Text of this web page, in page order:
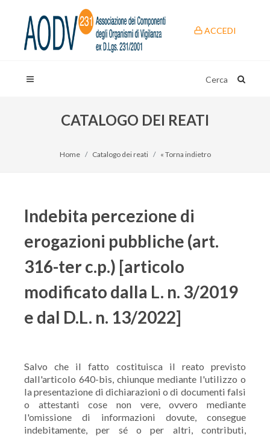
ACCEDI
Cerca
CATALOGO DEI REATI
Home Catalogo dei reati « Torna indietro
Indebita percezione di
erogazioni pubbliche (art.
316-ter c.p.) [articolo
modificato dalla L. n. 3/2019
e dal D.L. n. 13/2022]
Salvo che il fatto costituisca il reato previsto
dall'articolo 640-bis, chiunque mediante l'utilizzo o
la presentazione di dichiarazioni o di documenti falsi
o attestanti cose non vere, ovvero mediante
l'omissione di informazioni dovute, consegue
indebitamente, per sé o per altri, contributi,